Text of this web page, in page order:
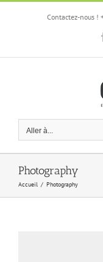
Contactez-nous !
Aller à...
Photography
Accueil / Photography